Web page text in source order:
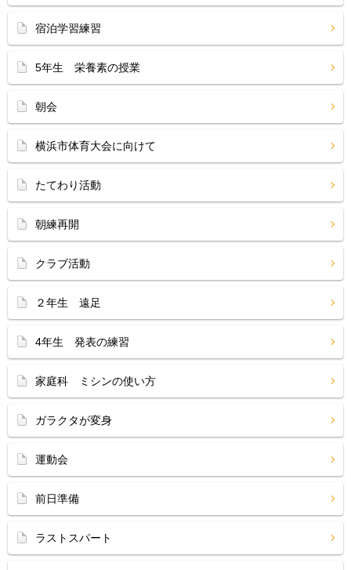
宿泊学習練習
5年生 栄養素の授業
朝会
横浜市体育大会に向けて
たてわり活動
朝練再開
クラブ活動
２年生 遠足
4年生 発表の練習
家庭科 ミシンの使い方
ガラクタが変身
運動会
前日準備
ラストスパート